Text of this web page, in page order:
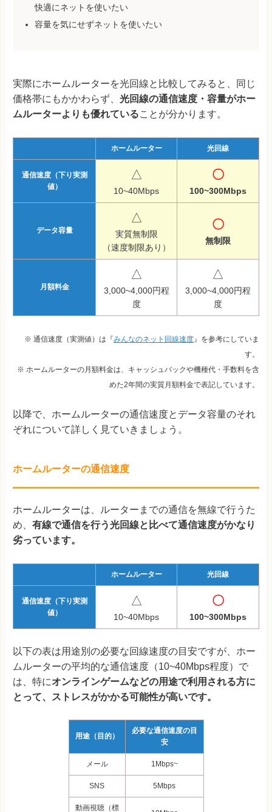
快適にネットを使いたい
容量を気にせずネットを使いたい
実際にホームルーターを光回線と比較してみると、同じ
価格帯にもかかわらず、 光回線の通信速度・容量がホー
ムルーターよりも優れていることが分かります。
ホームルーター 光回線
通信速度（下り実測
値）
△
10~40Mbps
〇
100~300Mbps
データ容量
△
実質無制限
（速度制限あり）
〇
無制限
月額料金
△
3,000~4,000円程
度
△
3,000~4,000円程
度
※ 通信速度（実測値）は『みんなのネット回線速度 』を参考にしていま
す。
※ ホームルーターの月額料金は、キャッシュバックや機種代・手数料を含
めた2年間の実質月額料金で表記しています。
以降で、ホームルーターの通信速度とデータ容量のそれ
ぞれについて詳しく見ていきましょう。
ホームルーターの通信速度
ホームルーターは、ルーターまでの通信を無線で行うた
め、 有線で通信を行う光回線と比べて通信速度がかなり
劣っています。
ホームルーター 光回線
通信速度（下り実測
値）
△
10~40Mbps
〇
100~300Mbps
以下の表は用途別の必要な回線速度の目安ですが、ホー
ムルーターの平均的な通信速度（10~40Mbps程度）で
は、特にオンラインゲームなどの用途で利用される方に
とって、ストレスがかかる可能性が高いです。
用途（目的）
必要な通信速度の目
安
メール 1Mbps~
SNS 5Mbps
動画視聴（標